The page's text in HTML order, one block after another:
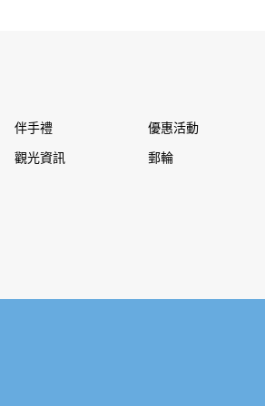
伴手禮 優惠活動
觀光資訊 郵輪